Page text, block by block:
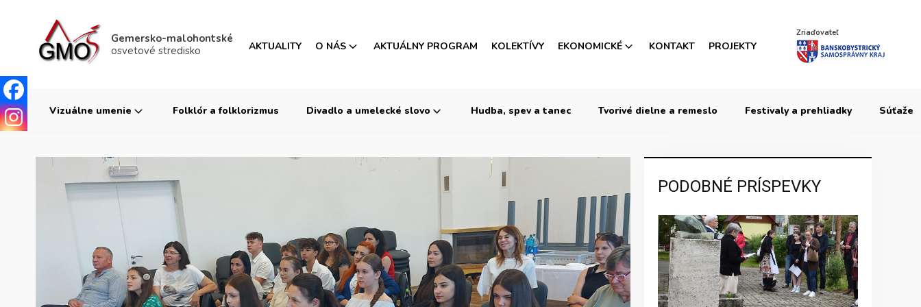
Gemersko-malohontské
osvetové stredisko
AKTUALITY O NÁS AKTUÁLNY PROGRAM KOLEKTÍVY EKONOMICKÉ KONTAKT PROJEKTY
Zriaďovateľ
Vizuálne umenie Folklór a folklorizmus Divadlo a umelecké slovo Hudba, spev a tanec Tvorivé dielne a remeslo Festivaly a prehliadky Súťaže
PODOBNÉ PRÍSPEVKY